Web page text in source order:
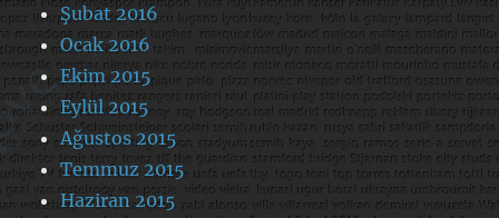
Şubat 2016
Ocak 2016
Ekim 2015
Eylül 2015
Ağustos 2015
Temmuz 2015
Haziran 2015